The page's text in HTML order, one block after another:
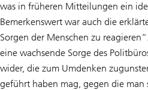
was in früheren Mitteilungen ein
Bemerkenswert war auch die
Sorgen der Menschen zu
eine wachsende Sorge des
wider, die zum Umdenken
geführt haben mag, gegen die man